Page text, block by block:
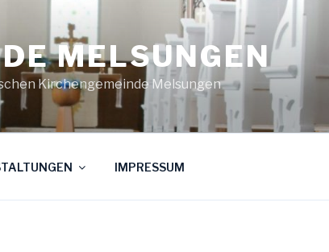
MELSUNGEN
Kirchengemeinde Melsungen
IMPRESSUM